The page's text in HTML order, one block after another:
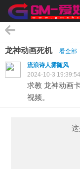
龙神动画死机
看全部
流浪诗人雾随风
2024-10-3 19:39:54
求教 龙神动画
视频。